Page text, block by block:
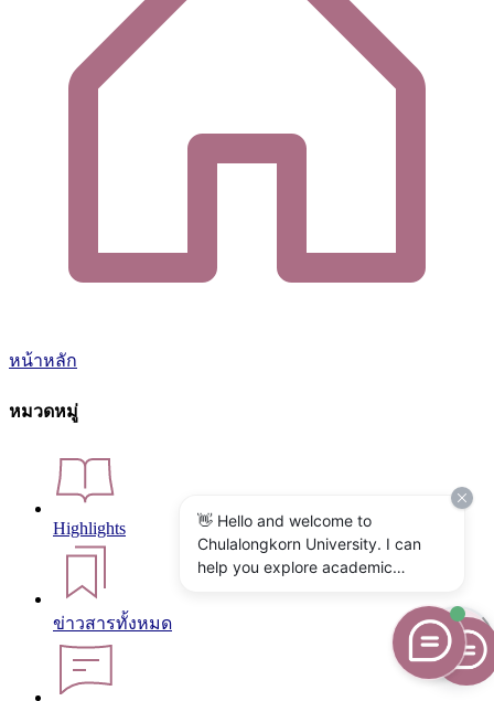
หน้าหลัก
หมวดหมู่
Highlights
ข่าวสารทั้งหมด
👋 Hello and welcome to
Chulalongkorn University. I can
help you explore academic